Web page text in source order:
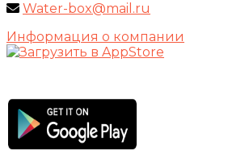
Water-box@mail.ru
Информация о компании